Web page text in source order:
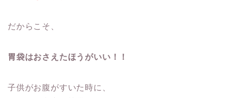
だからこそ、
胃袋はおさえたほうがいい！！
子供がお腹がすいた時に、